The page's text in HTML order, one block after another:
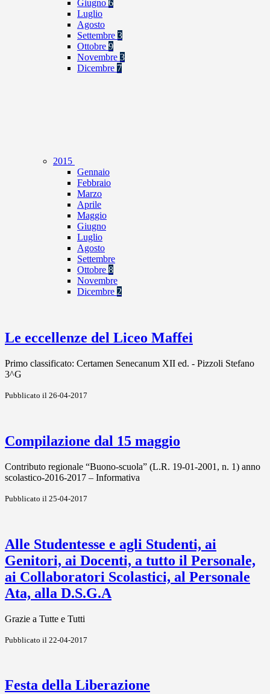
Giugno 6
Luglio
Agosto
Settembre 3
Ottobre 9
Novembre 3
Dicembre 7
2015
Gennaio
Febbraio
Marzo
Aprile
Maggio
Giugno
Luglio
Agosto
Settembre
Ottobre 8
Novembre
Dicembre 2
Le eccellenze del Liceo Maffei
Primo classificato: Certamen Senecanum XII ed. - Pizzoli Stefano
3^G
Pubblicato il 26-04-2017
Compilazione dal 15 maggio
Contributo regionale “Buono-scuola” (L.R. 19-01-2001, n. 1) anno
scolastico-2016-2017 – Informativa
Pubblicato il 25-04-2017
Alle Studentesse e agli Studenti, ai
Genitori, ai Docenti, a tutto il Personale,
ai Collaboratori Scolastici, al Personale
Ata, alla D.S.G.A
Grazie a Tutte e Tutti
Pubblicato il 22-04-2017
Festa della Liberazione